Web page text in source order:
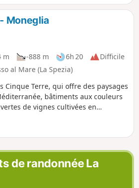
Moneglia
m -888 m 6h 20
Difficile
al Mare (La Spezia)
Cinque Terre, qui offre des paysages
bâtiments aux couleurs
de vignes cultivées en
de randonnée La